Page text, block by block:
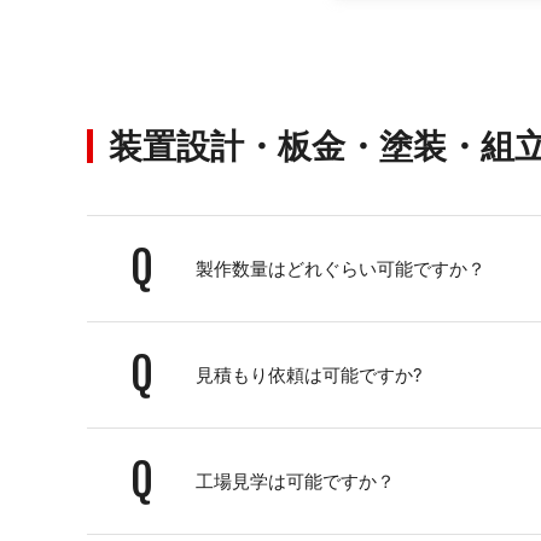
装置設計・板金・塗装・組
Q 製作数量はどれぐらい可能ですか？
Q 見積もり依頼は可能ですか?
Q 工場見学は可能ですか？